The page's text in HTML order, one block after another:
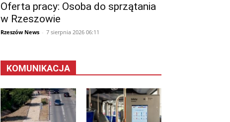
Oferta pracy: Osoba do sprzątania
w Rzeszowie
Rzeszów News - 7 sierpnia 2026 06:11
KOMUNIKACJA